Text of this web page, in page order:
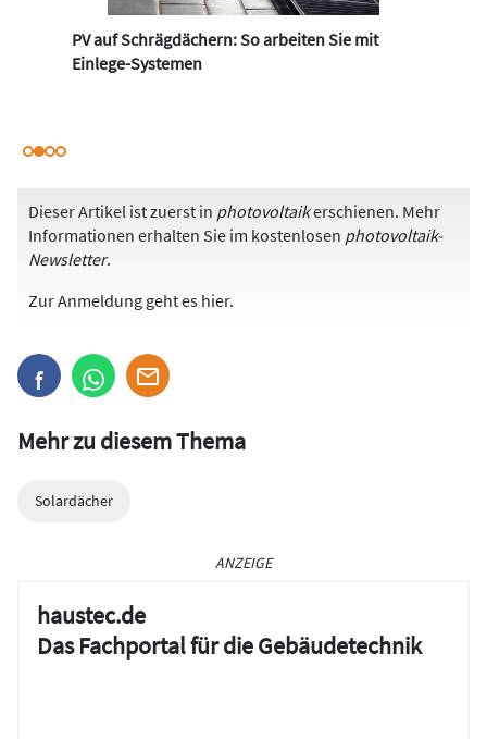
PV auf Schrägdächern: So arbeiten Sie mit
Einlege-Systemen
Dieser Artikel ist zuerst in photovoltaikerschienen. Mehr
Informationen erhalten Sie im kostenlosen photovoltaik-
Newsletter.
Zur Anmeldung geht es hier.
Mehr zu diesem Thema
Solardächer
ANZEIGE
haustec.de
Das Fachportal für die Gebäudetechnik